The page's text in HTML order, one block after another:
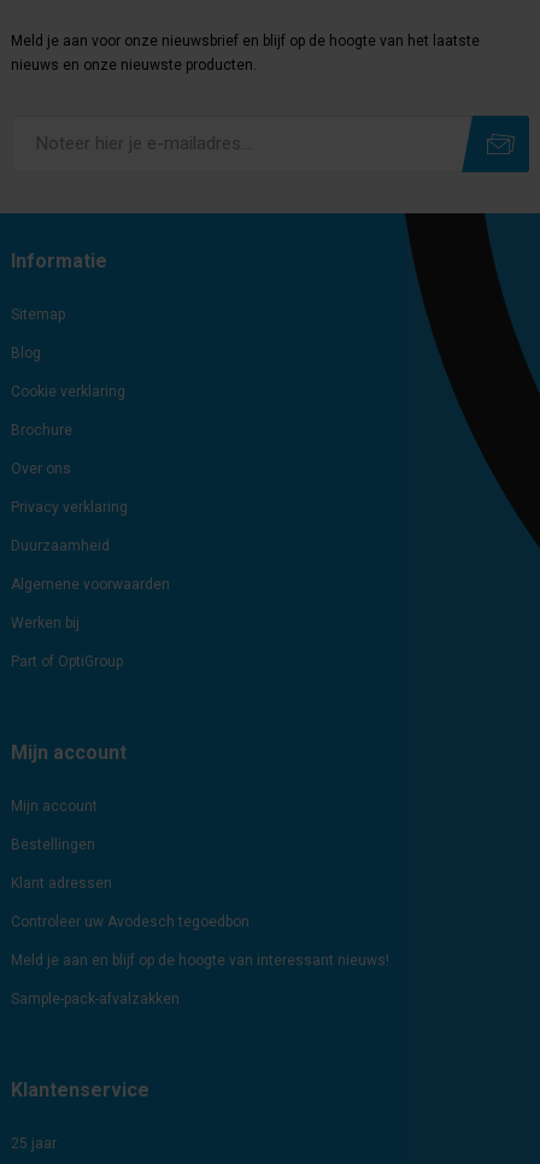
Meld je aan voor onze nieuwsbrief en blijf op de hoogte van het laatste
nieuws en onze nieuwste producten.
Informatie
Sitemap
Blog
Cookie verklaring
Brochure
Over ons
Privacy verklaring
Duurzaamheid
Algemene voorwaarden
Werken bij
Part of OptiGroup
Mijn account
Mijn account
Bestellingen
Klant adressen
Controleer uw Avodesch tegoedbon
Meld je aan en blijf op de hoogte van interessant nieuws!
Sample-pack-afvalzakken
Klantenservice
25 jaar